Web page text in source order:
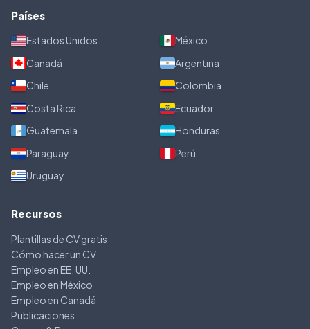
Países
Estados Unidos
México
Canadá
Argentina
Chile
Colombia
Costa Rica
Ecuador
Guatemala
Honduras
Paraguay
Perú
Uruguay
Recursos
Plantillas de CV gratis
Cómo hacer un CV
Empleo en EE. UU.
Empleo en México
Empleo en Canadá
Publicaciones